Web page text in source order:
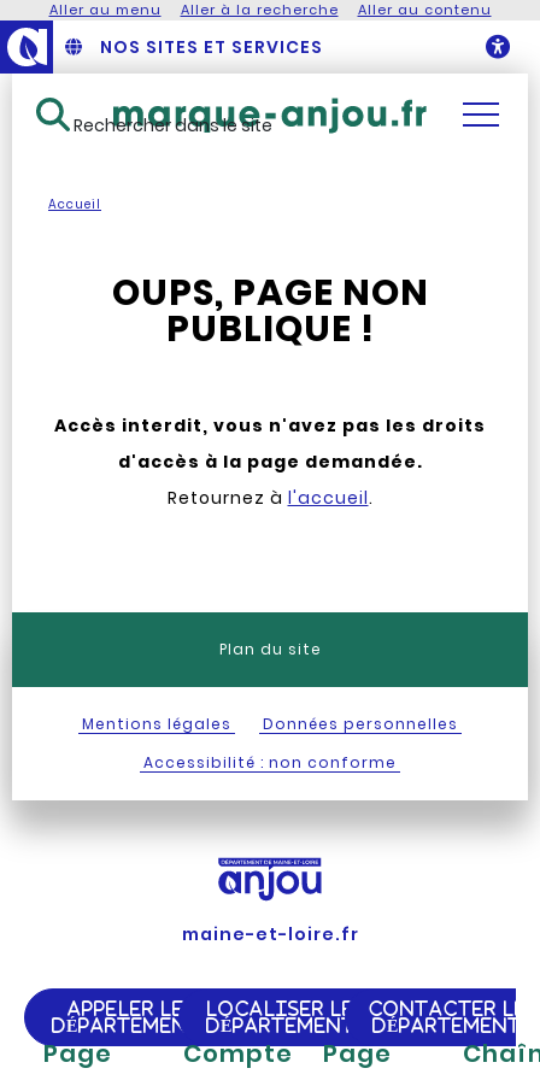
Aller au menu Aller à la recherche Aller au contenu
NOS SITES ET SERVICES
Rechercher dans le site
Accueil
OUPS, PAGE NON
PUBLIQUE !
Accès interdit, vous n'avez pas les droits
d'accès à la page demandée.
Retournez à l'accueil.
Plan du site
Mentions légales
Données personnelles
Accessibilité : non conforme
maine-et-loire.fr
APPELER LE
DÉPARTEMENT
LOCALISER LE
DÉPARTEMENT
CONTACTER LE
DÉPARTEMENT
Page
Compte
Page